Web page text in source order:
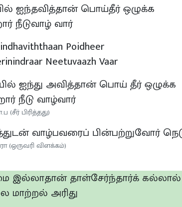
ஐந்தவித்தான் பொய்தீர் ஒழுக்க
நீடுவாழ் வார்
Poidheer
Neetuvaazh Vaar
ஐந்து அவித்தான் பொய் தீர் ஒழுக்க
நீடு வாழ்வார்
(சீர் பிரித்தது)
வாழ்பவரைப் பின்பற்றுவோர்
(ஒருவரி விளக்கம்)
இல்லாதான் தாள்சேர்ந்தார்க் கல்லால்
அரிது